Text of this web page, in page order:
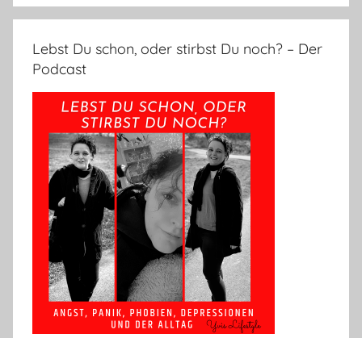
Lebst Du schon, oder stirbst Du noch? – Der
Podcast